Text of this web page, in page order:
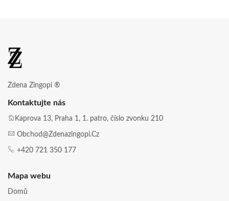
Zdena Zingopi ®
Kontaktujte nás
Kaprova 13, Praha 1, 1. patro, číslo zvonku 210
Obchod@zdenazingopi.cz
+420 721 350 177
Mapa webu
Domů